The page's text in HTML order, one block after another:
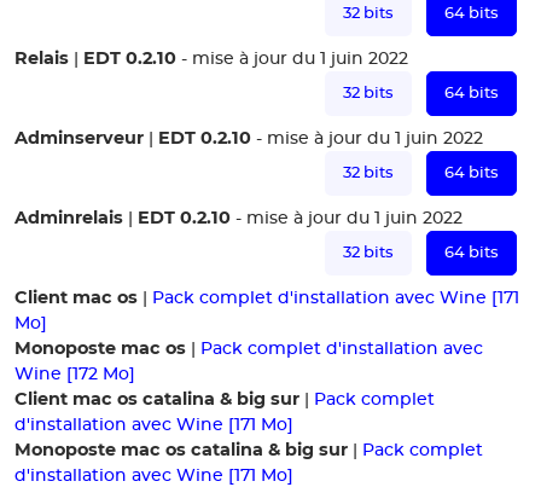
32 bits 64 bits
Relais EDT 0.2.10 - mise à jour du 1 juin 2022
32 bits 64 bits
Adminserveur EDT 0.2.10 - mise à jour du 1 juin 2022
32 bits 64 bits
Adminrelais EDT 0.2.10 - mise à jour du 1 juin 2022
32 bits 64 bits
Client mac os
Pack complet d'installation avec Wine [171
Mo]
Monoposte mac os
Pack complet d'installation avec
Wine [172 Mo]
Client mac os catalina & big sur
Pack complet
d'installation avec Wine [171 Mo]
Monoposte mac os catalina & big sur
Pack complet
d'installation avec Wine [171 Mo]